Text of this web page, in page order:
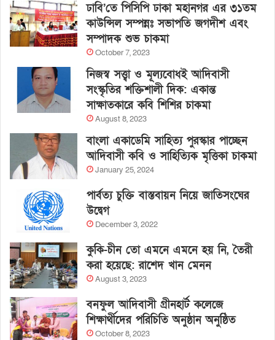
ঢাবি’তে পিসিপি ঢাকা মহানগর এর ৩১তম
কাউন্সিল সম্পন্নঃ সভাপতি জগদীশ এবং
সম্পাদক শুভ চাকমা
October 7, 2023
নিজস্ব সত্ত্বা ও মূল্যবোধই আদিবাসী
সংস্কৃতির শক্তিশালী দিক: একান্ত
সাক্ষাতকারে কবি শিশির চাকমা
August 8, 2023
বাংলা একাডেমি সাহিত্য পুরস্কার পাচ্ছেন
আদিবাসী কবি ও সাহিত্যিক মৃত্তিকা চাকমা
January 25, 2024
পার্বত্য চুক্তি বাস্তবায়ন নিয়ে জাতিসংঘের
উদ্বেগ
December 3, 2022
কুকি-চীন তো এমনে এমনে হয় নি, তৈরী
করা হয়েছে: রাশেদ খান মেনন
August 3, 2023
বনফুল আদিবাসী গ্রীনহার্ট কলেজে
শিক্ষার্থীদের পরিচিতি অনুষ্ঠান অনুষ্ঠিত
October 8, 2023